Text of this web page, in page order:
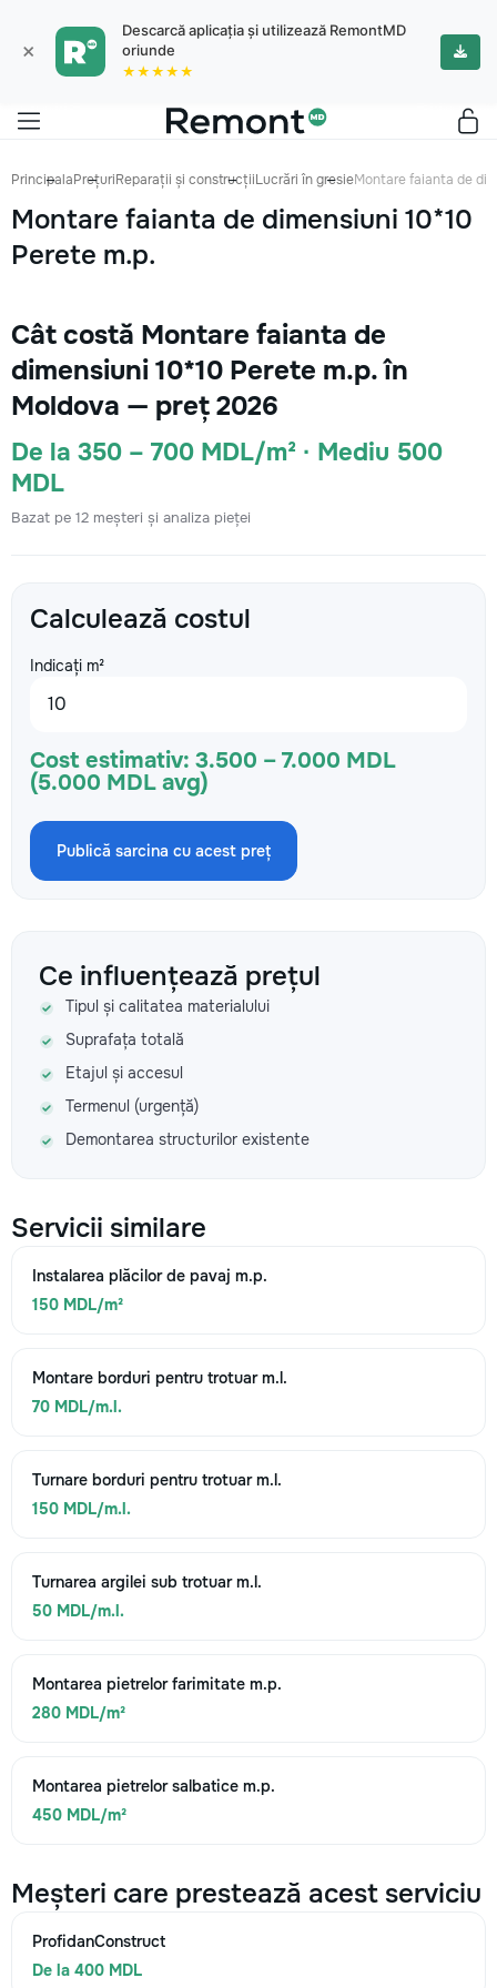
×
Descarcă aplicația și utilizează RemontMD
oriunde
★★★★★
PrincipalaPrețuriReparații și construcțiiLucrări în gresieMontare faianta de
Montare faianta de dimensiuni 10*10
Perete m.p.
Cât costă Montare faianta de
dimensiuni 10*10 Perete m.p. în
Moldova — preț 2026
De la 350 – 700 MDL/m² · Mediu 500
MDL
Bazat pe 12 meșteri și analiza pieței
Calculează costul
Indicați m²
Cost estimativ: 3.500 – 7.000 MDL
(5.000 MDL avg)
Publică sarcina cu acest preț
Ce influențează prețul
Tipul și calitatea materialului
Suprafața totală
Etajul și accesul
Termenul (urgență)
Demontarea structurilor existente
Servicii similare
Instalarea plăcilor de pavaj m.p.
150 MDL/m²
Montare borduri pentru trotuar m.l.
70 MDL/m.l.
Turnare borduri pentru trotuar m.l.
150 MDL/m.l.
Turnarea argilei sub trotuar m.l.
50 MDL/m.l.
Montarea pietrelor farimitate m.p.
280 MDL/m²
Montarea pietrelor salbatice m.p.
450 MDL/m²
Meșteri care prestează acest serviciu
ProfidanConstruct
De la 400 MDL